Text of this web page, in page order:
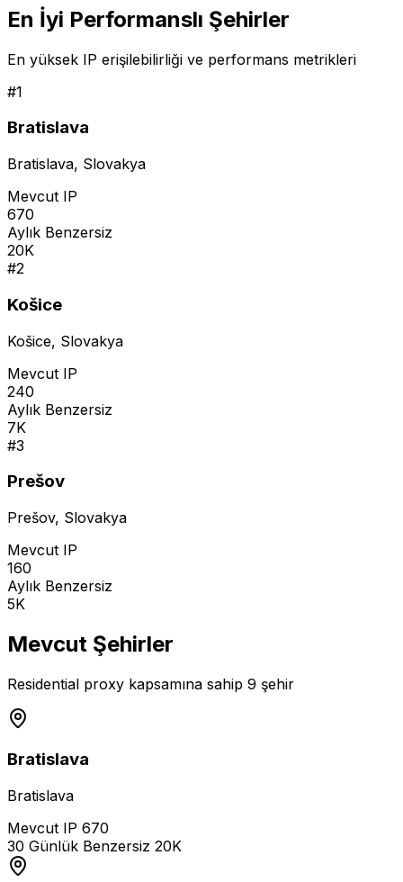
En İyi Performanslı Şehirler
En yüksek IP erişilebilirliği ve performans metrikleri
#1
Bratislava
Bratislava, Slovakya
Mevcut IP
670
Aylık Benzersiz
20K
#2
Košice
Košice, Slovakya
Mevcut IP
240
Aylık Benzersiz
7K
#3
Prešov
Prešov, Slovakya
Mevcut IP
160
Aylık Benzersiz
5K
Mevcut Şehirler
Residential proxy kapsamına sahip 9 şehir
Bratislava
Bratislava
Mevcut IP 670
30 Günlük Benzersiz 20K